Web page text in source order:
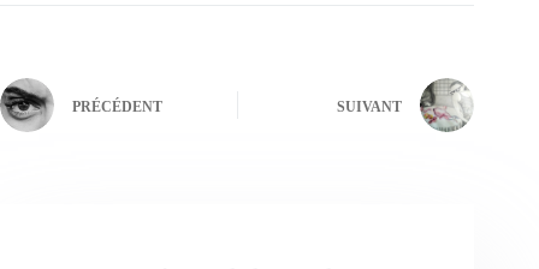
PRÉCÉDENT SUIVANT